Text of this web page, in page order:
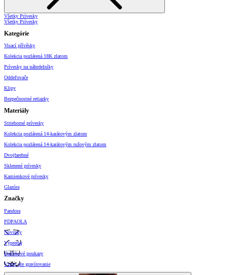
Všetky Prívesky
Všetky Prívesky
Kategórie
Visací přívěsky
Kolekcia pozlátená 18K zlatom
Prívesky na náhrdelníky
Oddeľovače
Klipy
Bezpečnostné retiazky
Materiály
Strieborné prívesky
Kolekcia pozlátená 14-karátovým zlatom
Kolekcia pozlátená 14-karátovým ružovým zlatom
Dvojfarebné
Sklenené prívesky
Kamienkové prívesky
Glazúra
Značky
Pandora
PDPAOLA
Novinky
Výpredaj
Darčekové poukazy
Vzory pre gravírovanie